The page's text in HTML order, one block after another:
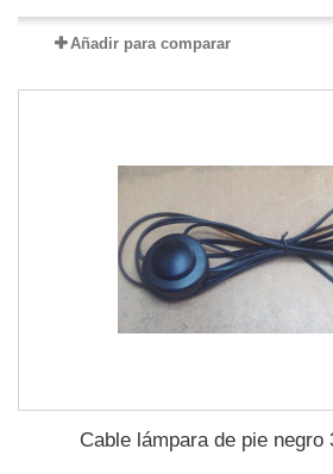
Añadir para comparar
Cable lámpara de pie negro